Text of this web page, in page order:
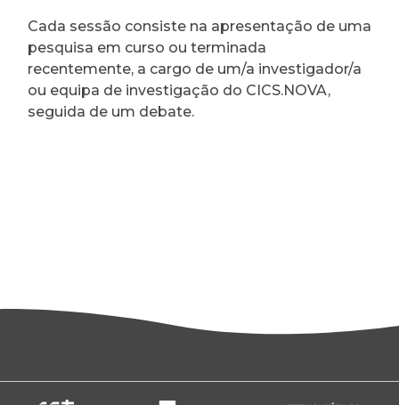
Cada sessão consiste na apresentação de uma
pesquisa em curso ou terminada
recentemente, a cargo de um/a investigador/a
ou equipa de investigação do CICS.NOVA,
seguida de um debate.